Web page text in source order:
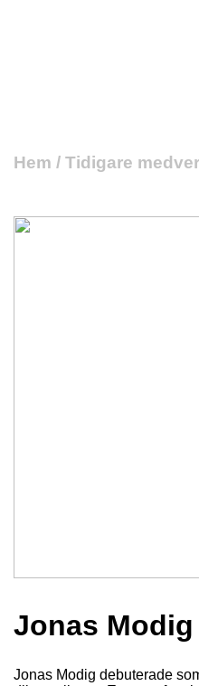
Hem / Tidigare
Jonas Modig
Jonas Modig debuterade